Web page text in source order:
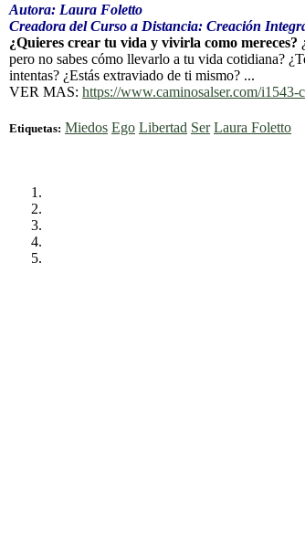
Autora: Laura Foletto
Creadora del Curso a Distancia: Creación
¿Quieres crear tu vida y vivirla como mereces?
pero no sabes cómo llevarlo a tu vida cotidiana?
intentas? ¿Estás extraviado de ti mismo? ...
VER MAS: https://www.caminosalser.com/i1543-
Etiquetas: Miedos Ego Libertad Ser Laura Foletto